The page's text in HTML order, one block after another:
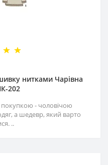
нитками Чарівна
202
- чоловічою
а шедевр, який варто
..